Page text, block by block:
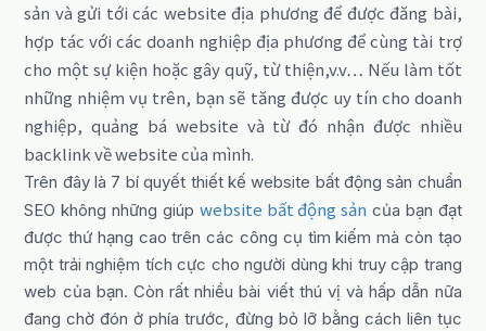
sản và gửi tới các website địa phương để được đăng bài,
hợp tác với các doanh nghiệp địa phương để cùng tài trợ
cho một sự kiện hoặc gây quỹ, từ thiện,v.v… Nếu làm tốt
những nhiệm vụ trên, bạn sẽ tăng được uy tín cho doanh
nghiệp, quảng bá website và từ đó nhận được nhiều
backlink về website của mình.
Trên đây là 7 bí quyết thiết kế website bất động sản chuẩn
SEO không những giúp website bất động sản của bạn đạt
được thứ hạng cao trên các công cụ tìm kiếm mà còn tạo
một trải nghiệm tích cực cho người dùng khi truy cập trang
web của bạn. Còn rất nhiều bài viết thú vị và hấp dẫn nữa
đang chờ đón ở phía trước, đừng bỏ lỡ bằng cách liên tục